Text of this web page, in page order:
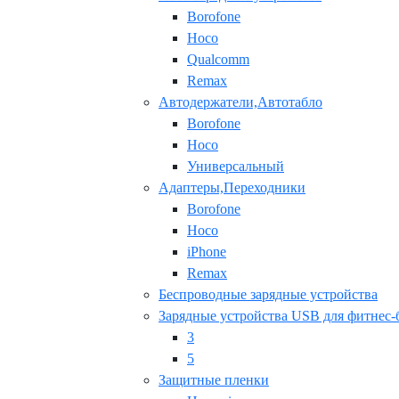
Borofone
Hoco
Qualcomm
Remax
Автодержатели,Автотабло
Borofone
Hoco
Универсальный
Адаптеры,Переходники
Borofone
Hoco
iPhone
Remax
Беспроводные зарядные устройства
Зарядные устройства USB для фитнес-
3
5
Защитные пленки